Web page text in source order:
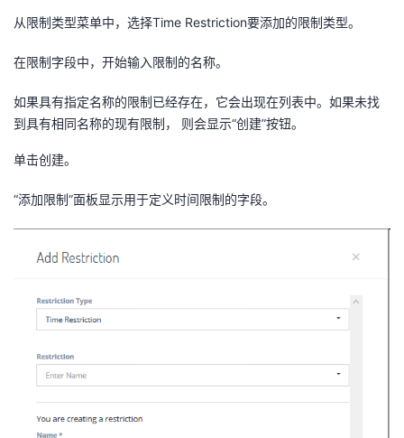
子
直
播
的
活
动
我
的
关
注
我
的
我
Programs
我
从限制类型菜单中，选择Time Restriction要添加的限制类型。
在限制字段中，开始输入限制的名称。
如果具有指定名称的限制已经存在，它会出现在列表中。如果未找
到具有相同名称的现有限制， 则会显示“创建”按钮。
单击创建。
“添加限制”面板显示用于定义时间限制的字段。